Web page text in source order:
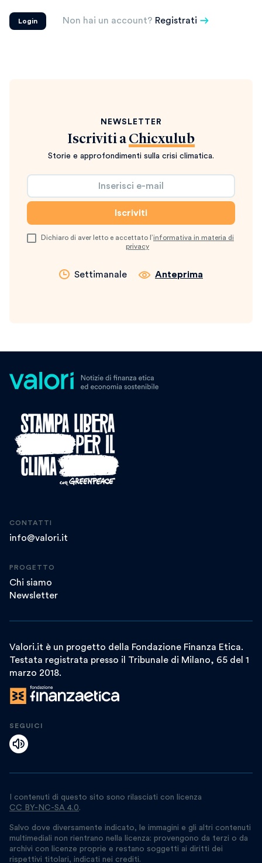
Login Non hai un account? Registrati
NEWSLETTER
Iscriviti a Chicxulub
Storie e approfondimenti sulla crisi climatica.
Dichiaro di aver letto e accettato l’informativa in materia di
privacy
Settimanale Anteprima
CONTATTI
info@valori.it
PROGETTO
Chi siamo
Newsletter
Valori.it è un progetto della Fondazione Finanza Etica.
Testata registrata presso il Tribunale di Milano, 65 del 1
marzo 2018.
SEGUICI
I contenuti di questo sito sono rilasciati con licenza
CC BY-NC-SA 4.0.
Salvo dove diversamente indicato, le immagini e gli altri contenuti
multimediali non rientrano nella licenza: provengono da terzi o da
archivi con licenze proprie e restano soggetti ai diritti dei
rispettivi titolari, indicati nei crediti.